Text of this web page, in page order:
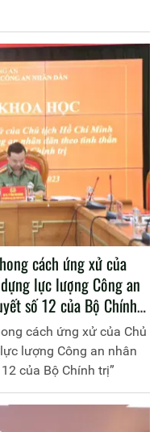
cách ứng xử của
lực lượng Công an
số 12 của Bộ Chính
cách ứng xử của Chủ
lượng Công an nhân
của Bộ Chính trị”